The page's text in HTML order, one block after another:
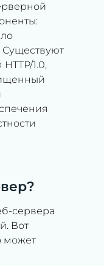
Существуют
1.0,
сервера
Вот
может